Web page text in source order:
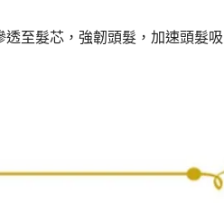
至髮芯，強韌頭髮，加速頭髮